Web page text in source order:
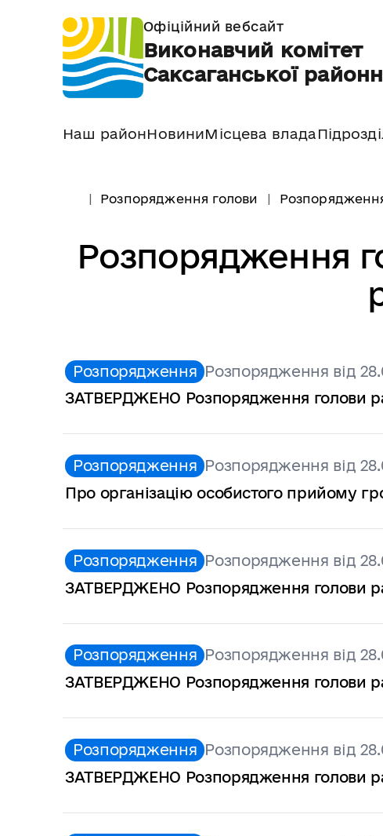
Офіційний вебсайт
Виконавчий комітет
Саксаганської
Наш районНовиниМісцева влада
Розпорядження голови
Розпорядження
Розпорядження Розпорядження від
ЗАТВЕРДЖЕНО Розпорядження голови
Розпорядження Розпорядження від
Про організацію особистого прийому
Розпорядження Розпорядження від
ЗАТВЕРДЖЕНО Розпорядження голови
Розпорядження Розпорядження від
ЗАТВЕРДЖЕНО Розпорядження голови
Розпорядження Розпорядження від
ЗАТВЕРДЖЕНО Розпорядження голови